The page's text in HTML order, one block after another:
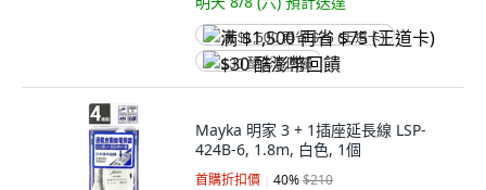
满 $1,500 再省 $75 (王道卡)
$30 酷澎幣回饋
Mayka 明家 3 + 1插座延長線 LSP-
424B-6, 1.8m, 白色, 1個
首購折扣價 40%$210